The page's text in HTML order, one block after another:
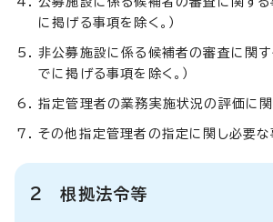
に掲げる事項を除く。）
非公募施設に係る候補者の審査に関す
でに掲げる事項を除く。）
指定管理者の業務実施状況の評価に
その他指定管理者の指定に関し必要な
2 根拠法令等